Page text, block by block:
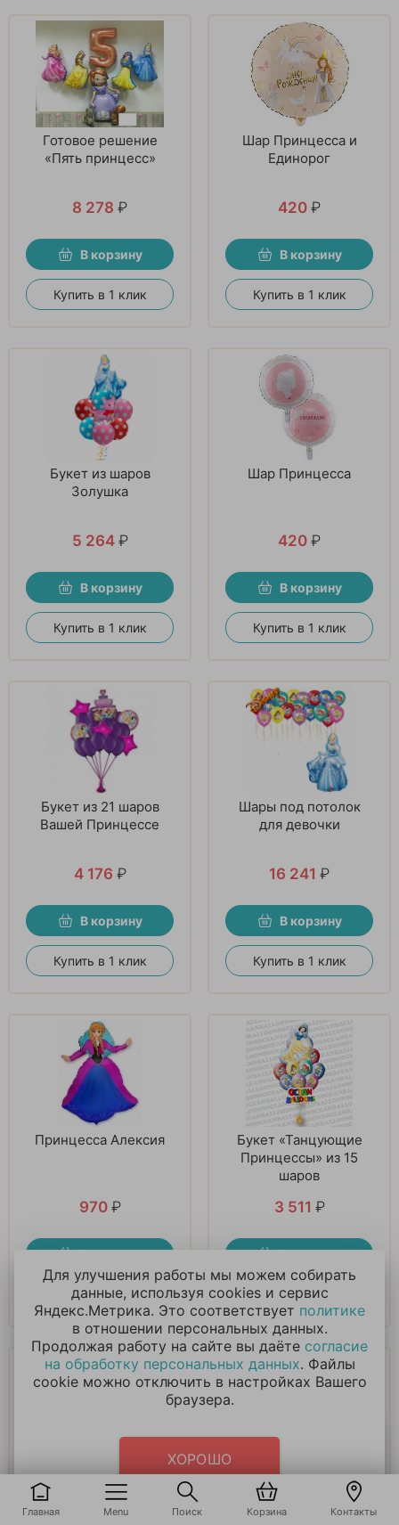
Главная Menu Поиск Корзина Контакты
Готовое решение
«Пять принцесс»
8 278 ₽
В корзину
Купить в 1 клик
Шар Принцесса и
Единорог
420 ₽
В корзину
Купить в 1 клик
Букет из шаров
Золушка
5 264 ₽
В корзину
Купить в 1 клик
Шар Принцесса
420 ₽
В корзину
Купить в 1 клик
Букет из 21 шаров
Вашей Принцессе
4 176 ₽
В корзину
Купить в 1 клик
Шары под потолок
для девочки
16 241 ₽
В корзину
Купить в 1 клик
Принцесса Алексия
970 ₽
В корзину
Купить в 1 клик
Букет «Танцующие
Принцессы» из 15
шаров
3 511 ₽
В корзину
Купить в 1 клик
Шар фигура Спящая
красавица
Готовое решение
«Принцесса София в
лесу»
Для улучшения работы мы можем собирать
данные, используя cookies и сервис
Яндекс.Метрика. Это соответствует политике
в отношении персональных данных.
Продолжая работу на сайте вы даёте согласие
на обработку персональных данных. Файлы
cookie можно отключить в настройках Вашего
браузера.
ХОРОШО